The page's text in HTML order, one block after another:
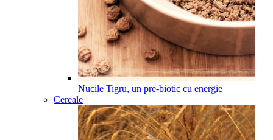
Nucile Tigru, un pre-biotic cu energie
Cereale